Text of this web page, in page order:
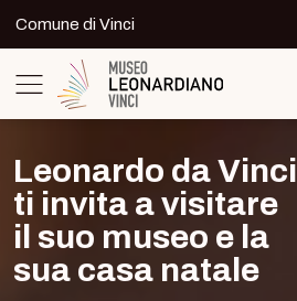
Comune di Vinci
Leonardo da Vinci
ti invita a visitare
il suo museo e la
sua casa natale